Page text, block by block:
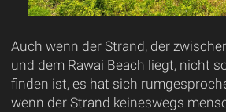
Auch wenn der Strand, der
und dem Rawai Beach liegt, nicht
finden ist, es hat sich
wenn der Strand keineswegs